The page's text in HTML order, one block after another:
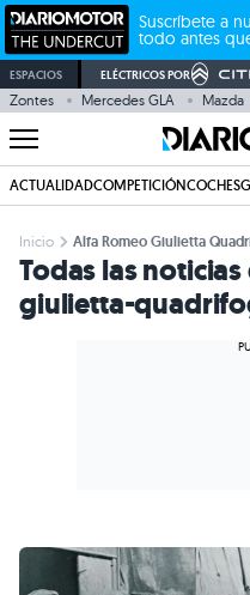
Suscríbete a
todo antes
ESPACIOS ELÉCTRICOS POR
Zontes Mercedes GLA Mazda
ACTUALIDADCOMPETICIÓNCOCHES
Inicio Alfa Romeo Giulietta
Todas las
giulietta-